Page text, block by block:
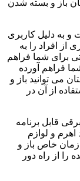
باز و بسته شدن
به دلیل کاربری
افراد را به
برای شما فراهم
فراهم آورده
می توانید باز و
از آن در
قابل برنامه
و لوازم
زمان خاص باز و
را از راه دور